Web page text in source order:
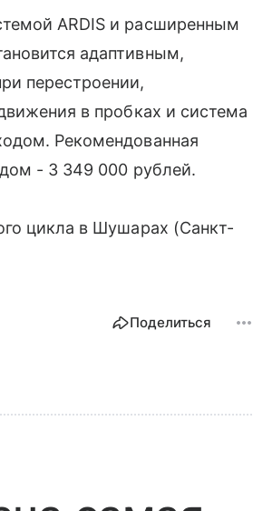
ARDIS и расширенным
адаптивным,
перестроении,
в пробках и система
Рекомендованная
- 3 349 000 рублей.
цикла в Шушарах (Санкт-
Поделиться